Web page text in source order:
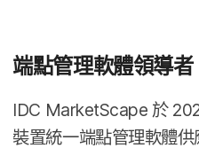
端點​管理​軟體​領導​者
IDC MarketScape 於
裝置​統一​端點​管理​軟體​